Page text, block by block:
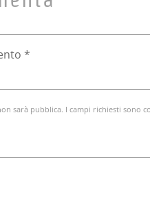
sarà pubblica. I campi richiesti sono